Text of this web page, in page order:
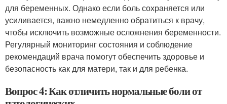
для беременных. Однако если боль сохраняется или
усиливается, важно немедленно обратиться к врачу,
чтобы исключить возможные осложнения беременности.
Регулярный мониторинг состояния и соблюдение
рекомендаций врача помогут обеспечить здоровье и
безопасность как для матери, так и для ребенка.
Вопрос 4: Как отличить нормальные боли от